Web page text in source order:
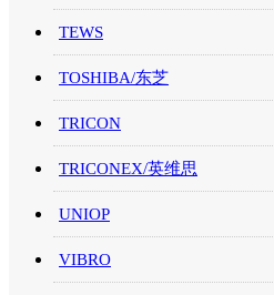
TEWS
TOSHIBA/东芝
TRICON
TRICONEX/英维思
UNIOP
VIBRO